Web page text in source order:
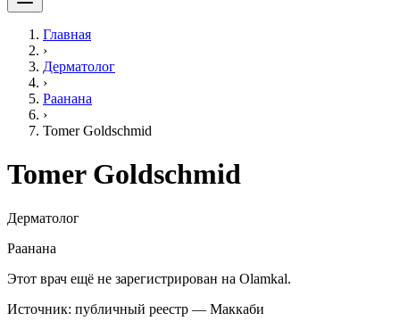
Главная
›
Дерматолог
›
Раанана
›
Tomer Goldschmid
Tomer Goldschmid
Дерматолог
Раанана
Этот врач ещё не зарегистрирован на Olamkal.
Источник: публичный реестр — Маккаби